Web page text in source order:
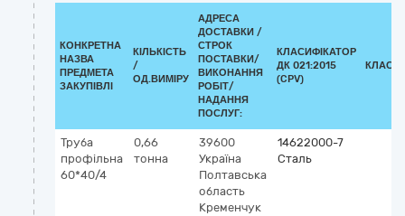
КОНКРЕТНА
НАЗВА
ПРЕДМЕТА
ЗАКУПІВЛІ
КІЛЬКІСТЬ
/
ОД.ВИМІРУ
АДРЕСА
ДОСТАВКИ /
СТРОК
ПОСТАВКИ/
ВИКОНАННЯ
РОБІТ/
НАДАННЯ
ПОСЛУГ:
КЛАСИФІКАТОР
ДК 021:2015
(CPV)
Труба
профільна
60*40/4
0,66
тонна
39600
Україна
Полтавська
область
Кременчук
14622000-7
Сталь